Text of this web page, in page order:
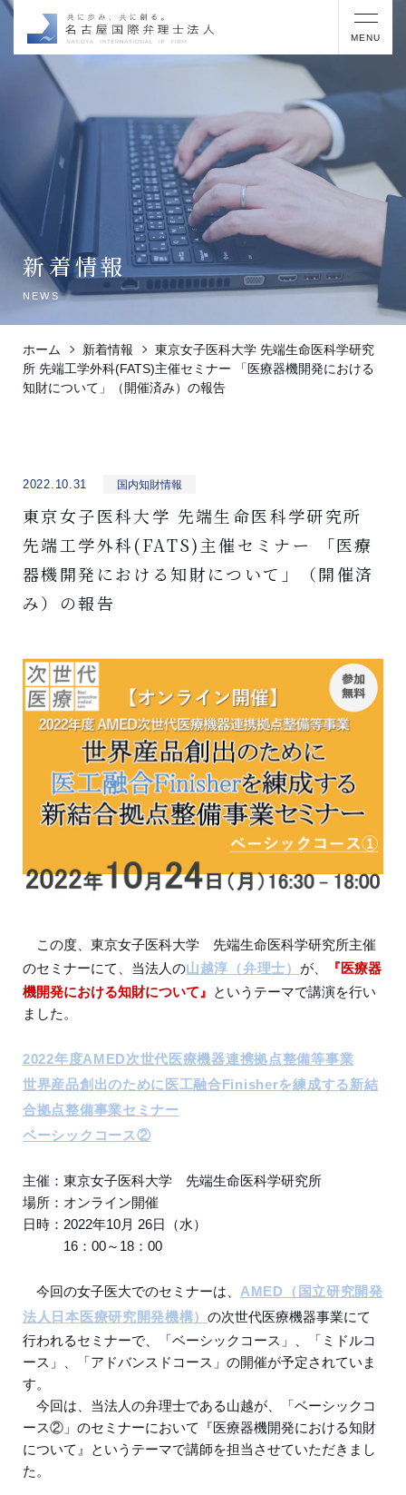
MENU
新着情報
NEWS
ホーム 新着情報
東京女子医科大学 先端生命医科学研究
所 先端工学外科(FATS)主催セミナー 「医療器機開発における
知財について」（開催済み）の報告
2022.10.31 国内知財情報
東京女子医科大学 先端生命医科学研究所
先端工学外科(FATS)主催セミナー 「医療
器機開発における知財について」（開催済
み）の報告
この度、東京女子医科大学 先端生命医科学研究所主催
のセミナーにて、当法人の山越淳（弁理士） が、
『医療器
機開発における知財について』 というテーマで講演を行い
ました。
2022年度AMED次世代医療機器連携拠点整備等事業
世界産品創出のために医工融合Finisherを練成する新結
合拠点整備事業セミナー
ベーシックコース②
主催：東京女子医科大学 先端生命医科学研究所
場所：オンライン開催
日時：2022年10月 26日（水）
16：00～18：00
今回の女子医大でのセミナーは、 AMED（国立研究開発
法人日本医療研究開発機構）の次世代医療機器事業にて
行われるセミナーで、「ベーシックコース」、「ミドルコ
ース」、「アドバンスドコース」の開催が予定されていま
す。
今回は、当法人の弁理士である山越が、「ベーシックコ
ース②」のセミナーにおいて『医療器機開発における知財
について』というテーマで講師を担当させていただきまし
た。